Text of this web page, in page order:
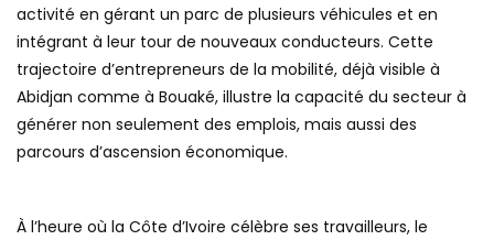
activité en gérant un parc de plusieurs véhicules et en
intégrant à leur tour de nouveaux conducteurs. Cette
trajectoire d’entrepreneurs de la mobilité, déjà visible à
Abidjan comme à Bouaké, illustre la capacité du secteur à
générer non seulement des emplois, mais aussi des
parcours d’ascension économique.
À l’heure où la Côte d’Ivoire célèbre ses travailleurs, le